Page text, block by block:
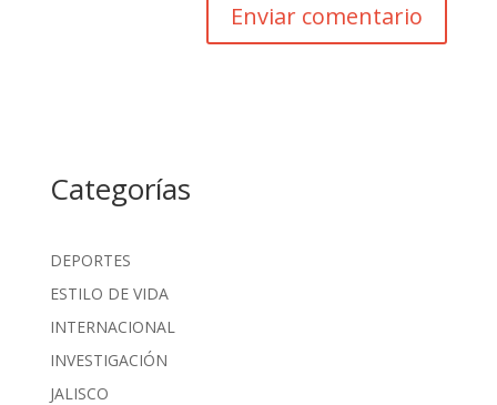
Categorías
DEPORTES
ESTILO DE VIDA
INTERNACIONAL
INVESTIGACIÓN
JALISCO